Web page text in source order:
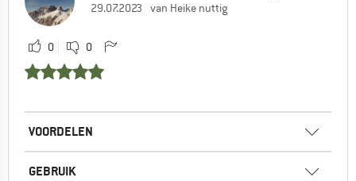
29.07.2023
van Heike nuttig
0 0
VOORDELEN
GEBRUIK